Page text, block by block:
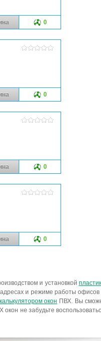
0
0
0
0
и установкой
и режиме работы
калькулятором окон ПВХ. Вы
не забудьте